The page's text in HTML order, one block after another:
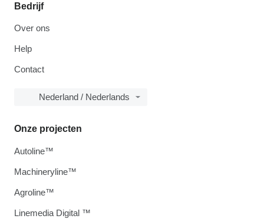
Bedrijf
Over ons
Help
Contact
Nederland / Nederlands
Onze projecten
Autoline™
Machineryline™
Agroline™
Linemedia Digital ™